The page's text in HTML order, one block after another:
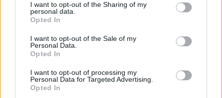
I want to opt-out of the Sharing of my
personal data.
Opted In
I want to opt-out of the Sale of my
Personal Data.
Opted In
I want to opt-out of processing my
Personal Data for Targeted Advertising.
Opted In